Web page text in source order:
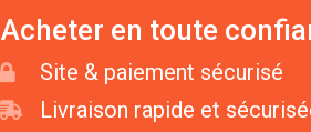
Acheter en toute
Site & paiement sécurisé
Livraison rapide et